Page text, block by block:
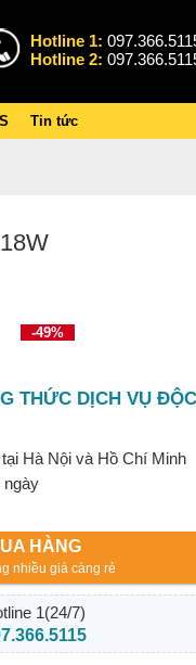
Hotline 1:
Hotline 2:
Tin tức
-49%
THỨC DỊCH VỤ
Hà Nội và Hồ Chí Minh
ngày
HÀNG
nhiều giá càng rẻ
1(24/7)